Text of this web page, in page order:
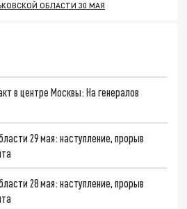
ОБЛАСТИ 30 МАЯ
в центре Москвы: На генералов
29 мая: наступление, прорыв
28 мая: наступление, прорыв